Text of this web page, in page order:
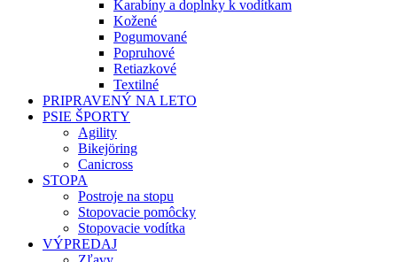
Karabíny a doplnky k vodítkam
Kožené
Pogumované
Popruhové
Retiazkové
Textilné
PRIPRAVENÝ NA LETO
PSIE ŠPORTY
Agility
Bikejöring
Canicross
STOPA
Postroje na stopu
Stopovacie pomôcky
Stopovacie vodítka
VÝPREDAJ